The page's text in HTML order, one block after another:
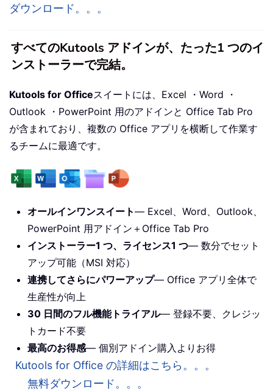
ダウンロード。。。
すべてのKutools アドインが、たった1 つのイ
ンストーラーで完結。
Kutools for Officeスイートには、Excel ・Word ・
Outlook ・PowerPoint 用のアドインと Office Tab Pro
が含まれており、複数の Office アプリを横断して作業す
るチームに最適です。
オールインワンスイート— Excel、Word、Outlook、
PowerPoint 用アドイン＋Office Tab Pro
インストーラー1 つ、ライセンス1 つ— 数分でセット
アップ可能（MSI 対応）
連携してさらにパワーアップ— Office アプリ全体で
生産性が向上
30 日間のフル機能トライアル— 登録不要、クレジッ
トカード不要
最高のお得感— 個別アドイン購入よりお得
Kutools for Office の詳細はこちら。。。
無料ダウンロード。。。